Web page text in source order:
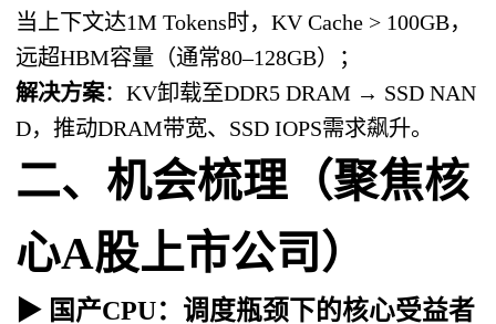
当上下文达1M Tokens时，KV Cache > 100GB，
远超HBM容量（通常80–128GB）；
解决方案：KV卸载至DDR5 DRAM → SSD NAN
D，推动DRAM带宽、SSD IOPS需求飙升。
二、机会梳理（聚焦核
心A股上市公司）
▶ 国产CPU：调度瓶颈下的核心受益者